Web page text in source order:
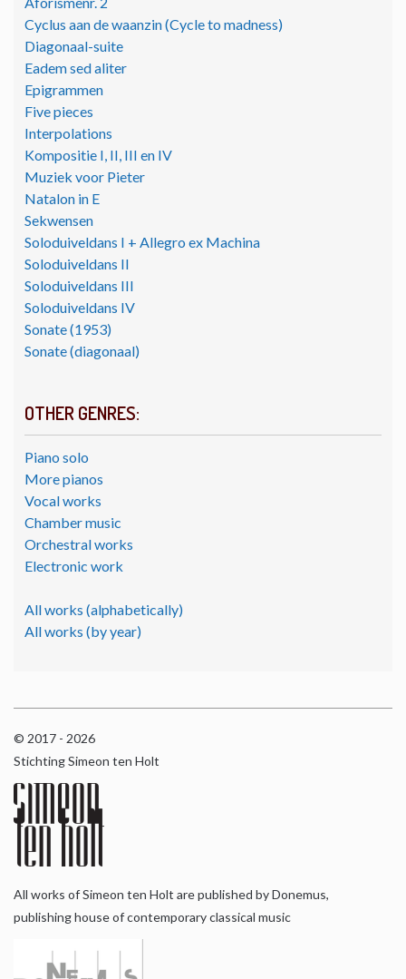
Cyclus aan de waanzin (Cycle to madness)
Diagonaal-suite
Eadem sed aliter
Epigrammen
Five pieces
Interpolations
Kompositie I, II, III en IV
Muziek voor Pieter
Natalon in E
Sekwensen
Soloduiveldans I + Allegro ex Machina
Soloduiveldans II
Soloduiveldans III
Soloduiveldans IV
Sonate (1953)
Sonate (diagonaal)
OTHER GENRES:
Piano solo
More pianos
Vocal works
Chamber music
Orchestral works
Electronic work
All works (alphabetically)
All works (by year)
© 2017 - 2026
Stichting Simeon ten Holt
All works of Simeon ten Holt are published by Donemus,
publishing house of contemporary classical music